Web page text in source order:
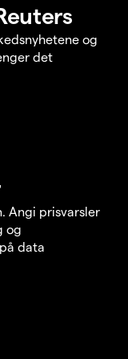
og
det
Angi prisvarsler
og
data